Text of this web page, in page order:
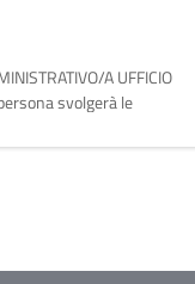
A UFFICIO
svolgerà le